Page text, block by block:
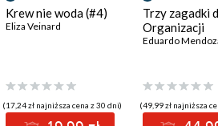
Krew nie woda (#4)
Eliza Veinard
(17,24 zł najniższa cena z 30 dni)
Trzy zagadki
Organizacji
Eduardo
(49,99 zł najniższa